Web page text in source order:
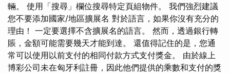
輛。 使用「搜尋」欄位搜尋特定頁組物件。 我們強烈建議
您不要添加國家/地區擴展名 對於語言，如果你沒有充分的
理由！ 一定要選擇不含擴展名的語言。 然而，透過銀行轉
賬，金額可能需要幾天才能到達。 還值得記住的是，您通
常可以使用以前支付的相同付款方式支付獎金。 由於線上
博彩公司未在匈牙利註冊，因此他們提供的乘數和支付的獎